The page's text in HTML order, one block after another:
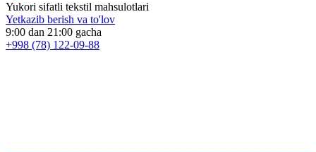
Yukori sifatli tekstil mahsulotlari
Yetkazib berish va to'lov
9:00 dan 21:00 gacha
+998 (78) 122-09-88